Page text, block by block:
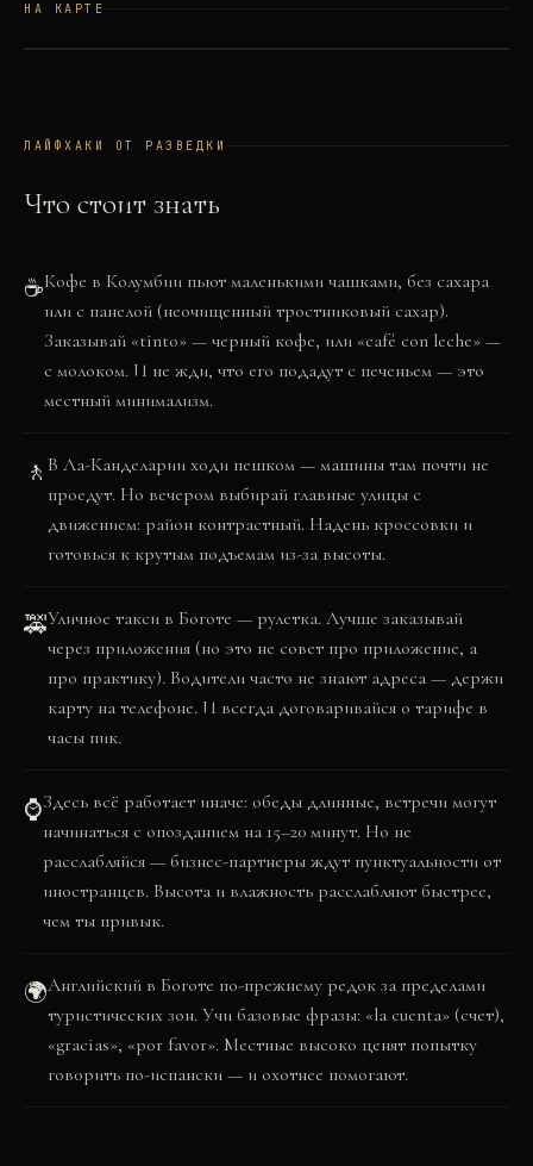
НА КАРТЕ
ЛАЙФХАКИ ОТ РАЗВЕДКИ
Что стоит знать
☕Кофе в Колумбии пьют маленькими чашками, без сахара
или с панелой (неочищенный тростниковый сахар).
Заказывай «tinto» — черный кофе, или «café con leche» —
с молоком. И не жди, что его подадут с печеньем — это
местный минимализм.
🚶 В Ла-Канделарии ходи пешком — машины там почти не
проедут. Но вечером выбирай главные улицы с
движением: район контрастный. Надень кроссовки и
готовься к крутым подъемам из-за высоты.
🚕Уличное такси в Боготе — рулетка. Лучше заказывай
через приложения (но это не совет про приложение, а
про практику). Водители часто не знают адреса — держи
карту на телефоне. И всегда договаривайся о тарифе в
часы пик.
⌚Здесь всё работает иначе: обеды длинные, встречи могут
начинаться с опозданием на 15–20 минут. Но не
расслабляйся — бизнес-партнеры ждут пунктуальности от
иностранцев. Высота и влажность расслабляют быстрее,
чем ты привык.
🌍Английский в Боготе по-прежнему редок за пределами
туристических зон. Учи базовые фразы: «la cuenta» (счет),
«gracias», «por favor». Местные высоко ценят попытку
говорить по-испански — и охотнее помогают.